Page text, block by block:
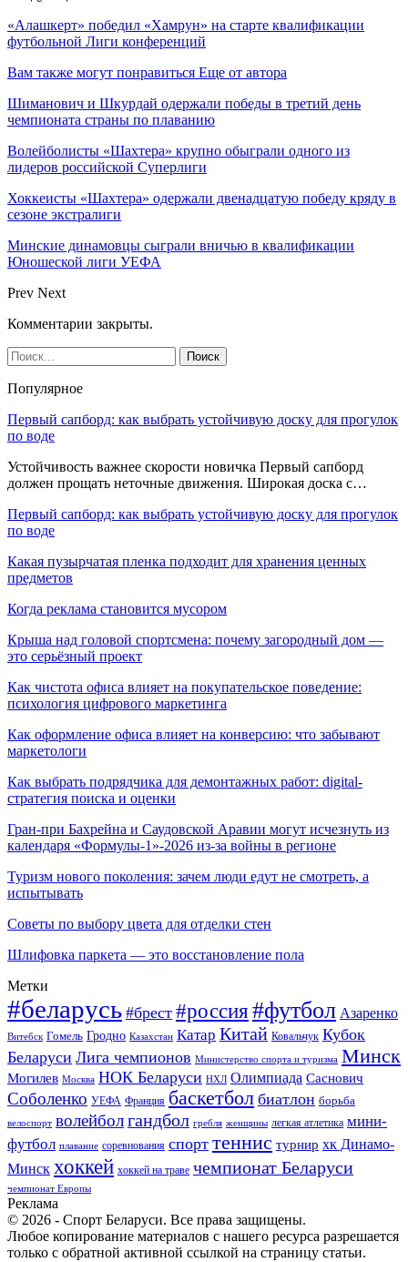
«Алашкерт» победил «Хамрун» на старте квалификации
футбольной Лиги конференций
Вам также могут понравиться Еще от автора
Шиманович и Шкурдай одержали победы в третий день
чемпионата страны по плаванию
Волейболисты «Шахтера» крупно обыграли одного из
лидеров российской Суперлиги
Хоккеисты «Шахтера» одержали двенадцатую победу кряду в
сезоне экстралиги
Минские динамовцы сыграли вничью в квалификации
Юношеской лиги УЕФА
Prev Next
Комментарии закрыты.
Популярное
Первый сапборд: как выбрать устойчивую доску для прогулок
по воде
Устойчивость важнее скорости новичка Первый сапборд
должен прощать неточные движения. Широкая доска с…
Первый сапборд: как выбрать устойчивую доску для прогулок
по воде
Какая пузырчатая пленка подходит для хранения ценных
предметов
Когда реклама становится мусором
Крыша над головой спортсмена: почему загородный дом —
это серьёзный проект
Как чистота офиса влияет на покупательское поведение:
психология цифрового маркетинга
Как оформление офиса влияет на конверсию: что забывают
маркетологи
Как выбрать подрядчика для демонтажных работ: digital-
стратегия поиска и оценки
Гран-при Бахрейна и Саудовской Аравии могут исчезнуть из
календаря «Формулы-1»-2026 из-за войны в регионе
Туризм нового поколения: зачем люди едут не смотреть, а
испытывать
Советы по выбору цвета для отделки стен
Шлифовка паркета — это восстановление пола
Метки
#беларусь #брест #россия#футбол Азаренко
Витебск Гомель Гродно Казахстан Катар Китай Ковальчук Кубок
Беларуси Лига чемпионов Министерство спорта и туризма Минск
Могилев Москва НОК Беларуси НХЛ Олимпиада Саснович
Соболенко УЕФА Франция баскетбол биатлон борьба
велоспорт волейболгандбол гребля женщины легкая атлетика мини-
футбол плавание соревнования спорт теннис турнир хк Динамо-
Минск хоккей хоккей на траве чемпионат Беларуси
чемпионат Европы
Реклама
© 2026 - Спорт Беларуси. Все права защищены.
Любое копирование материалов с нашего ресурса разрешается
только с обратной активной ссылкой на страницу статьи.